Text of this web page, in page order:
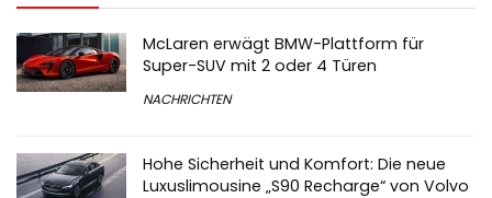
McLaren erwägt BMW-Plattform für
Super-SUV mit 2 oder 4 Türen
NACHRICHTEN
Hohe Sicherheit und Komfort: Die neue
Luxuslimousine „S90 Recharge“ von Volvo